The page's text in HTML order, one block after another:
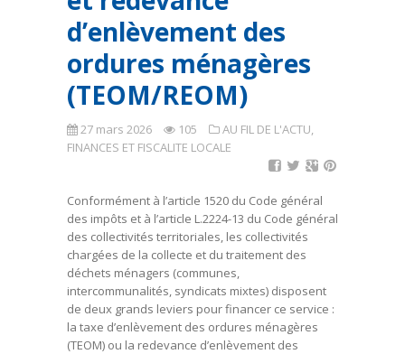
d’enlèvement des
ordures ménagères
(TEOM/REOM)
27 mars 2026 105 AU FIL DE L'ACTU,
FINANCES ET FISCALITE LOCALE
Conformément à l’article 1520 du Code général
des impôts et à l’article L.2224-13 du Code général
des collectivités territoriales, les collectivités
chargées de la collecte et du traitement des
déchets ménagers (communes,
intercommunalités, syndicats mixtes) disposent
de deux grands leviers pour financer ce service :
la taxe d’enlèvement des ordures ménagères
(TEOM) ou la redevance d’enlèvement des